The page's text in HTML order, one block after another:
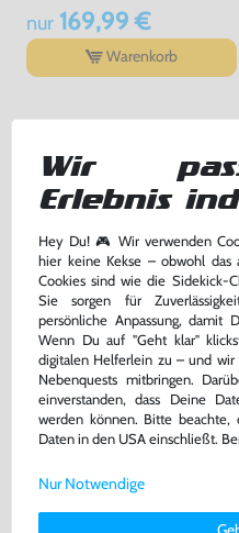
nur169,99 €
Warenkorb
F1 05 / Formula One 2005
[Platinum]
3,99 €
Wir
Erlebnis
Hey Du! 🎮 Wir verwenden
hier keine Kekse – obwohl das
Cookies sind wie die Sidekick-
Sie sorgen für
persönliche Anpassung, damit
Wenn Du auf "Geht klar"
digitalen Helferlein zu – und wir
Nebenquests mitbringen.
einverstanden, dass Deine
werden können. Bitte beachte,
Daten in den USA einschließt.
Weitere Informationen zu den
Deinen Rechten als Nutzer
Nur Notwendige